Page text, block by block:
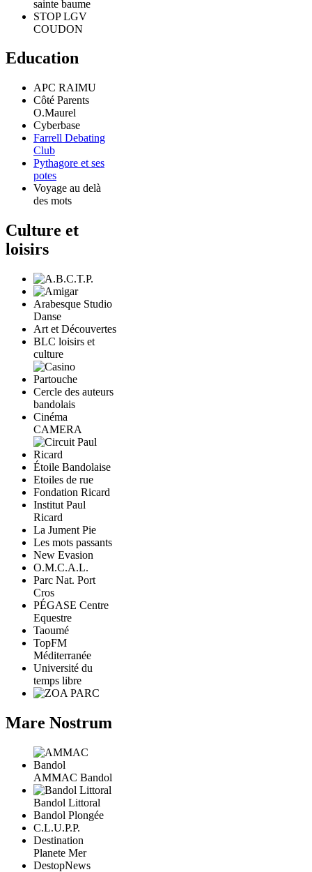
sainte baume
STOP LGV
COUDON
Education
APC RAIMU
Côté Parents
O.Maurel
Cyberbase
Farrell Debating
Club
Pythagore et ses
potes
Voyage au delà
des mots
Culture et
loisirs
Arabesque Studio
Danse
Art et Découvertes
BLC loisirs et
culture
Cercle des auteurs
bandolais
Cinéma
CAMERA
Étoile Bandolaise
Etoiles de rue
Fondation Ricard
Institut Paul
Ricard
La Jument Pie
Les mots passants
New Evasion
O.M.C.A.L.
Parc Nat. Port
Cros
PÉGASE Centre
Equestre
Taoumé
TopFM
Méditerranée
Université du
temps libre
Mare Nostrum
AMMAC Bandol
Bandol Littoral
Bandol Plongée
C.L.U.P.P.
Destination
Planete Mer
DestopNews